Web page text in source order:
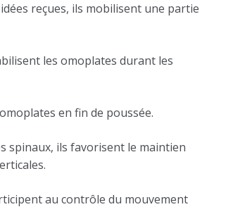
reçues, ils mobilisent une partie
les omoplates durant les
en fin de poussée.
spinaux, ils favorisent le maintien
au contrôle du mouvement